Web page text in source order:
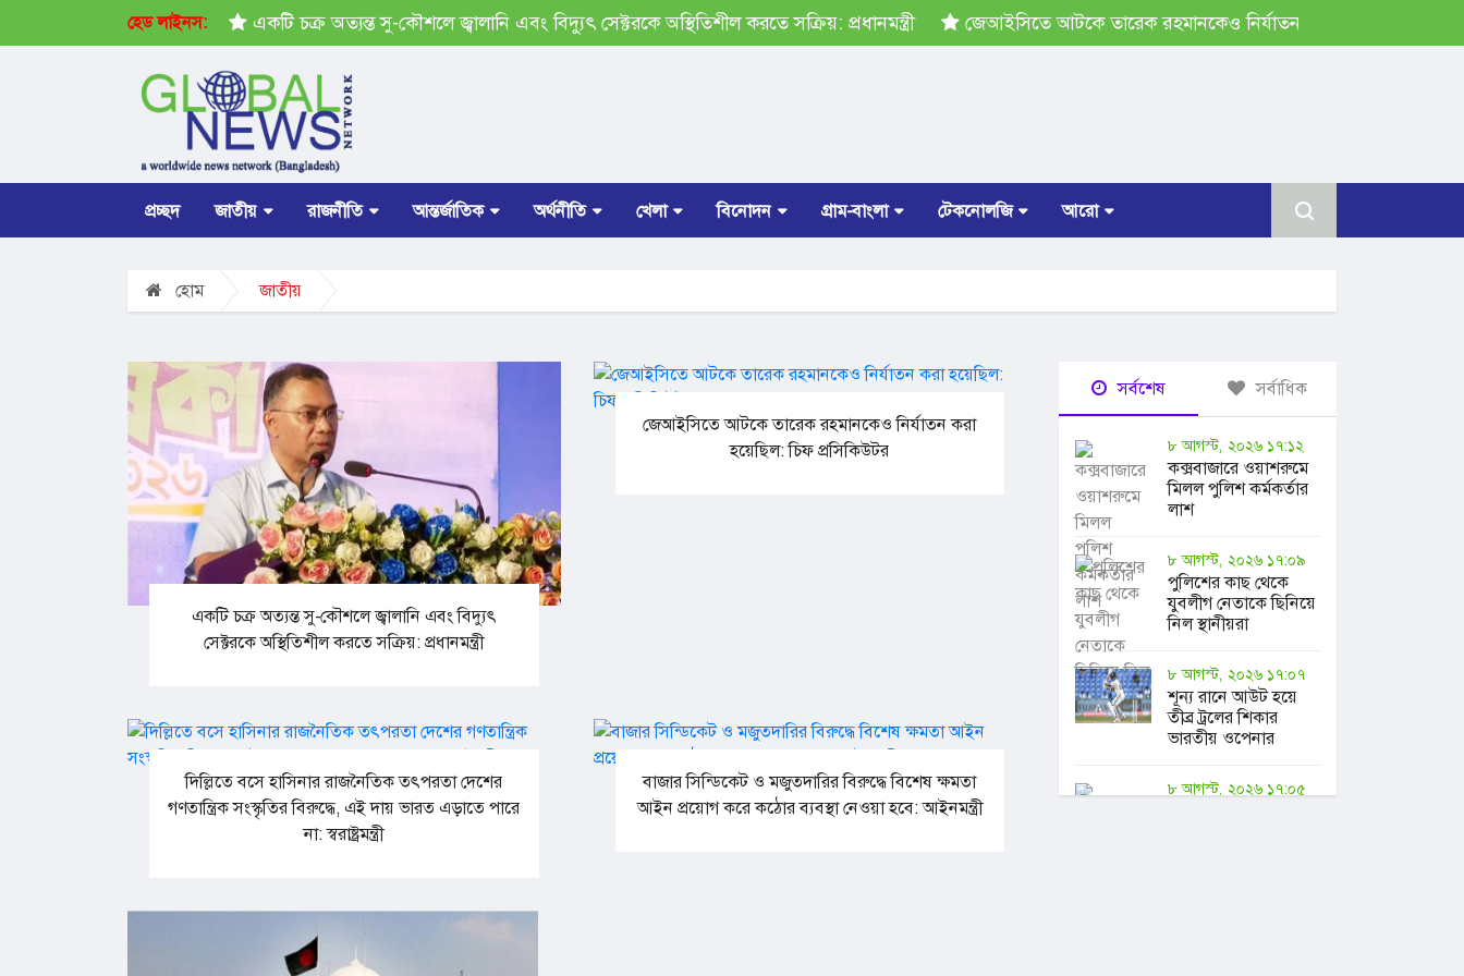
হেড লাইনস:
নেই: প্রধানমন্ত্রী একটি চক্র অত্যন্ত সু-কৌশলে জ্বালানি এবং বিদ্যুৎ সেক্টরকে অস্থিতিশীল করতে সক্রিয়: প্রধানমন্ত্রী জেআইসিতে আটকে তারেক রহমানকেও নির্যাতন করা হয়েছিল: চিফ
প্রচ্ছদ জাতীয় রাজনীতি আন্তর্জাতিক অর্থনীতি খেলা বিনোদন গ্রাম-বাংলা টেকনোলজি আরো
হোম জাতীয়
একটি চক্র অত্যন্ত সু-কৌশলে জ্বালানি এবং বিদ্যুৎ
সেক্টরকে অস্থিতিশীল করতে সক্রিয়: প্রধানমন্ত্রী
জেআইসিতে আটকে তারেক রহমানকেও নির্যাতন করা
হয়েছিল: চিফ প্রসিকিউটর
দিল্লিতে বসে হাসিনার রাজনৈতিক তৎপরতা দেশের
গণতান্ত্রিক সংস্কৃতির বিরুদ্ধে, এই দায় ভারত এড়াতে পারে
না: স্বরাষ্ট্রমন্ত্রী
বাজার সিন্ডিকেট ও মজুতদারির বিরুদ্ধে বিশেষ ক্ষমতা
আইন প্রয়োগ করে কঠোর ব্যবস্থা নেওয়া হবে: আইনমন্ত্রী
সর্বশেষ সর্বাধিক
৮ আগস্ট, ২০২৬ ১৭:১২
কক্সবাজারে ওয়াশরুমে
মিলল পুলিশ কর্মকর্তার
লাশ
৮ আগস্ট, ২০২৬ ১৭:০৯
পুলিশের কাছ থেকে
যুবলীগ নেতাকে ছিনিয়ে
নিল স্থানীয়রা
৮ আগস্ট, ২০২৬ ১৭:০৭
শূন্য রানে আউট হয়ে
তীব্র ট্রলের শিকার
ভারতীয় ওপেনার
৮ আগস্ট, ২০২৬ ১৭:০৫